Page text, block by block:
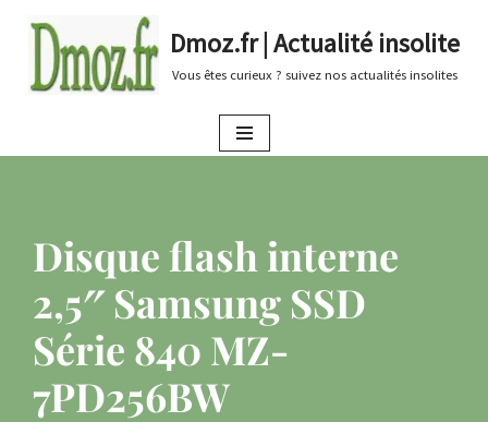
au
Dmoz.fr | Actualité insolite
Vous êtes curieux ? suivez nos actualités insolites
Disque flash interne
2,5″ Samsung SSD
Série 840 MZ-
7PD256BW